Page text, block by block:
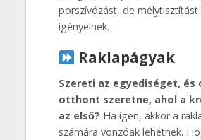
porszívózást, de mélytisztítást
igényelnek.
Raklapágyak
Szereti az egyediséget, és
otthont szeretne, ahol a
az első? Ha igen, akkor a
számára vonzóak lehetnek.